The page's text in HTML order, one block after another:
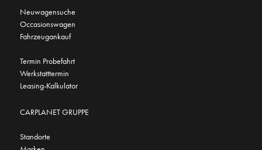
Neuwagensuche
Occasionswagen
Fahrzeugankauf
Termin Probefahrt
Werkstatttermin
Leasing-Kalkulator
CARPLANET GRUPPE
Standorte